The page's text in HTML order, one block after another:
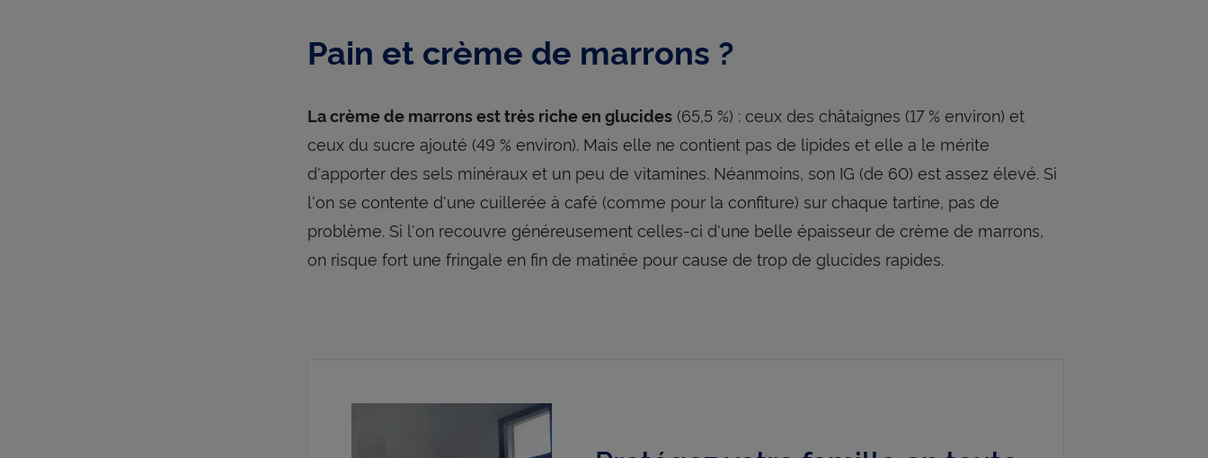
Pain et crème de marrons ?
La crème de marrons est très riche en glucides (65,5 %) : ceux des châtaignes (17 % environ) et
ceux du sucre ajouté (49 % environ). Mais elle ne contient pas de lipides et elle a le mérite
d'apporter des sels minéraux et un peu de vitamines. Néanmoins, son IG (de 60) est assez élevé. Si
l'on se contente d'une cuillerée à café (comme pour la confiture) sur chaque tartine, pas de
problème. Si l'on recouvre généreusement celles-ci d'une belle épaisseur de crème de marrons,
on risque fort une fringale en fin de matinée pour cause de trop de glucides rapides.